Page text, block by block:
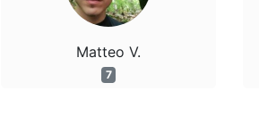
Matteo V.
7